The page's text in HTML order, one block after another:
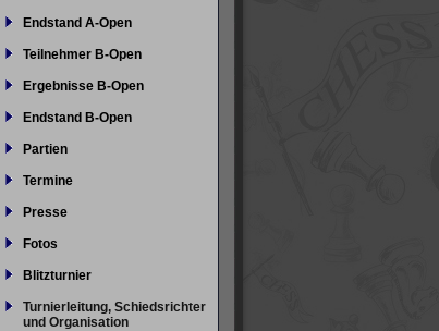
Endstand A-Open
Teilnehmer B-Open
Ergebnisse B-Open
Endstand B-Open
Partien
Termine
Presse
Fotos
Blitzturnier
Turnierleitung, Schiedsrichter
und Organisation